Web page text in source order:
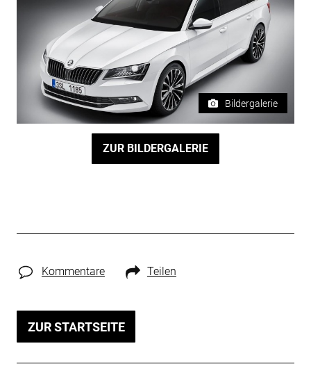
Bildergalerie
ZUR BILDERGALERIE
Kommentare Teilen
ZUR STARTSEITE